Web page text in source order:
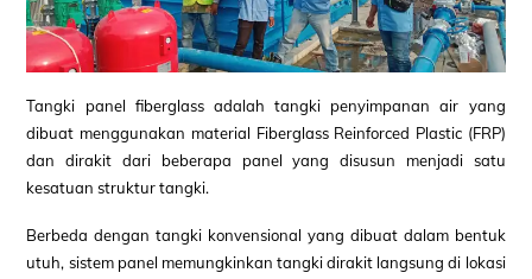
Tangki panel fiberglass adalah tangki penyimpanan air yang
dibuat menggunakan material Fiberglass Reinforced Plastic (FRP)
dan dirakit dari beberapa panel yang disusun menjadi satu
kesatuan struktur tangki.
Berbeda dengan tangki konvensional yang dibuat dalam bentuk
utuh, sistem panel memungkinkan tangki dirakit langsung di lokasi